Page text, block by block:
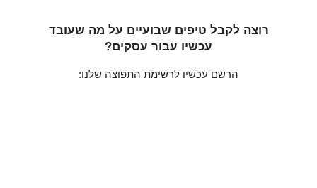
רוצה לקבל טיפים שבועיים על מה שעובד
עכשיו עבור עסקים?
הרשם עכשיו לרשימת התפוצה שלנו: